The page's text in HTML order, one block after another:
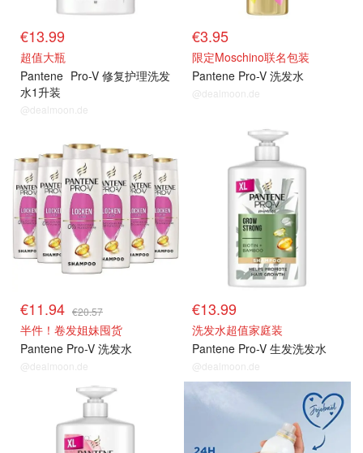
€13.99
超值大瓶
Pantene Pro-V 修复护理洗发
水1升装
@dealmoon.de
€3.95
限定Moschino联名包装
Pantene Pro-V 洗发水
@dealmoon.de
€11.94 €20.57
半件！卷发姐妹囤货
Pantene Pro-V 洗发水
@dealmoon.de
€13.99
洗发水超值家庭装
Pantene Pro-V 生发洗发水
@dealmoon.de